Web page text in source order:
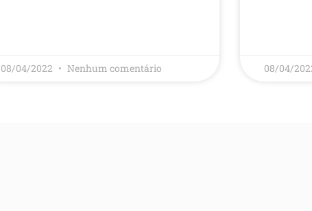
08/04/2022 Nenhum comentário 08/04/